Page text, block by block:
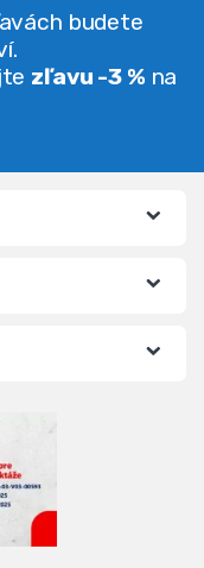
budete
zľavu -3 % na